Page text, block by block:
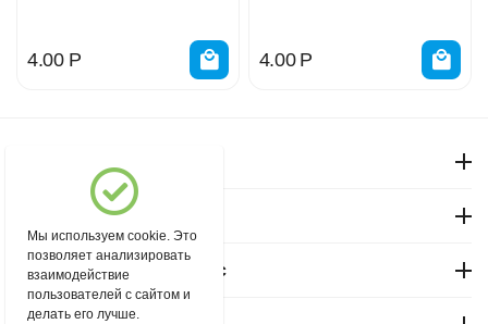
4.00 Р 4.00 Р
Магазин "Северный"
Покупательский сервис
Мы используем cookie. Это
позволяет анализировать
взаимодействие
пользователей с сайтом и
делать его лучше.